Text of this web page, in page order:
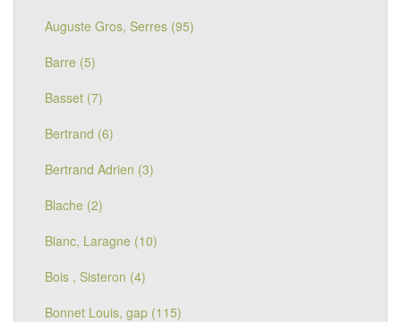
Auguste Gros, Serres (95)
Barre (5)
Basset (7)
Bertrand (6)
Bertrand Adrien (3)
Blache (2)
Blanc, Laragne (10)
Bois , Sisteron (4)
Bonnet Louis, gap (115)